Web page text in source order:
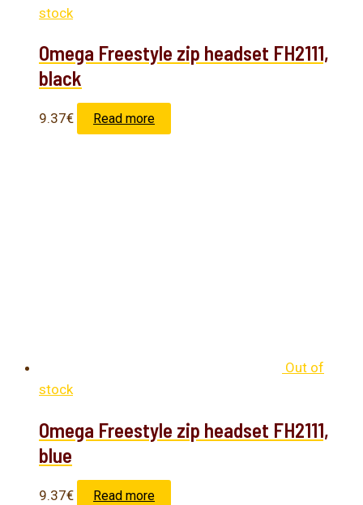
stock
Omega Freestyle zip headset FH2111,
black
9.37€ Read more
Out of
stock
Omega Freestyle zip headset FH2111,
blue
9.37€ Read more